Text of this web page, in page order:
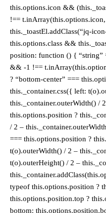
this.options.icon &&
!==
this._toastEl.addClass(“jq-
this.options.class &&
position: function () { “string”
&& -1 !==
? “bottom-center” ===
this._container.css({ left:
this._container.outerWidth() /
this.options.position ?
/ 2 –
=== this.options.position ?
t(o).outerWidth() / 2 –
t(o).outerHeight() / 2 –
typeof this.options.position ?
this.options.position.top ?
bottom: